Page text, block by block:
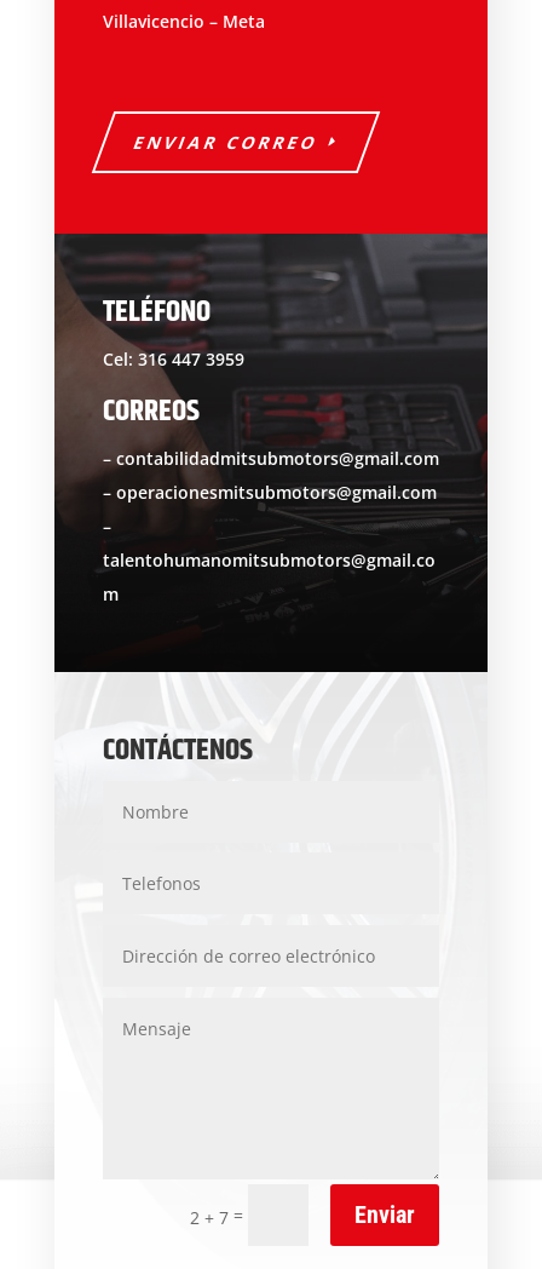
Villavicencio – Meta
ENVIAR CORREO
TELÉFONO
Cel: 316 447 3959
CORREOS
– contabilidadmitsubmotors@gmail.com
– operacionesmitsubmotors@gmail.com
–
talentohumanomitsubmotors@gmail.co
m
CONTÁCTENOS
2 + 7 = Enviar